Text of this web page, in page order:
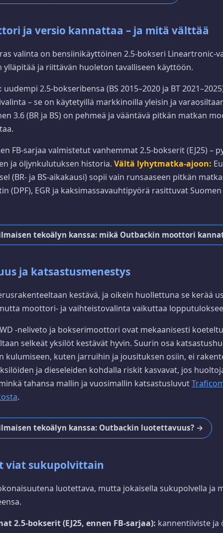
ja versio kannattaa – ja mitä välttää
valinta on bensiinikäyttöinen 2.5-bokseri Lineartronic-
ylläpitää ja riittävän huoleton tavalliseen käyttöön.
uudempi 2.5-bokseribensa (BS 2015–2020 ja BT
– se on käytetyillä markkinoilla yleisin ja
3.6 (BR ja BS) on pehmeä ja vääntävä pitkän matkan
FB-sarjaa valmistetut vanhemmat 2.5-bokserit (EJ25) –
ja öljynkulutuksen historia. Vältä lyhytmatka-ajoon:
(BR- ja BS-aikakausi) sopii vain runsaaseen pitkän
(DPF), EGR ja kaksimassavauhtipyörä rasittuvat
tekoälyn kanssa: mikä Outbackin moottori
ja katsastusmenestys
kestävä, ja oikein huollettuna se kerää
moottori- ja vaihteistovalinta vaikuttaa
-neliveto ja bokserimoottori ovat mekaanisesti
selkeät yksilöt kestävät hyvin. Suurin osa
kulumiseen, kuten jarruihin ja jousituksen osiin, ei
ja dieseleiden kohdalla riskit kasvavat, jos
tahansa mallin ja vuosimallin katsastusluvut
.
tekoälyn kanssa: Outbackin luotettavuus? →
viat sukupolvittain
luotettava, mutta jokaisella sukupolvella ja
2.5-bokserit (EJ25, ennen FB-sarjaa): kannentiiviste ja